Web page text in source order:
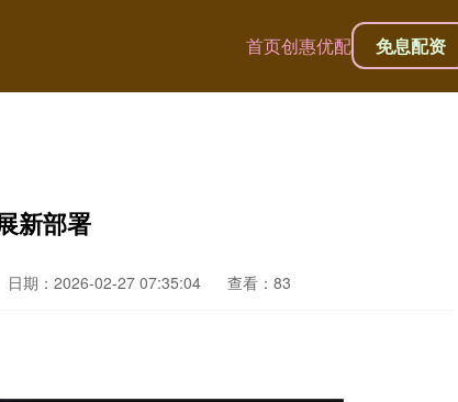
首页创惠优配 免息配资
新部署
日期：2026-02-27 07:35:04 查看：83